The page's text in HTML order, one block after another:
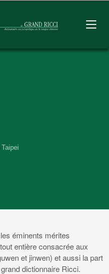
Taipei
éminents mérites
entière consacrée aux
et jinwen) et aussi la part
dictionnaire Ricci.